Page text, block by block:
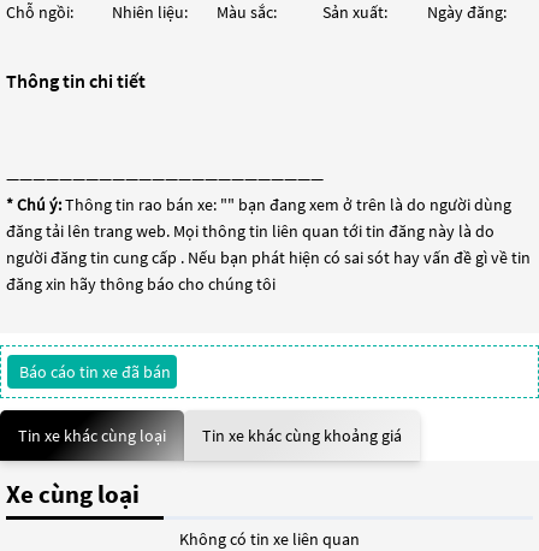
Chỗ ngồi: Nhiên liệu: Màu sắc: Sản xuất: Ngày đăng:
Thông tin chi tiết
————————————————————————
* Chú ý:Thông tin rao bán xe: "" bạn đang xem ở trên là do người dùng
đăng tải lên trang web. Mọi thông tin liên quan tới tin đăng này là do
người đăng tin cung cấp . Nếu bạn phát hiện có sai sót hay vấn đề gì về tin
đăng xin hãy thông báo cho chúng tôi
Báo cáo tin xe đã bán
Tin xe khác cùng loại Tin xe khác cùng khoảng giá
Xe cùng loại
Không có tin xe liên quan